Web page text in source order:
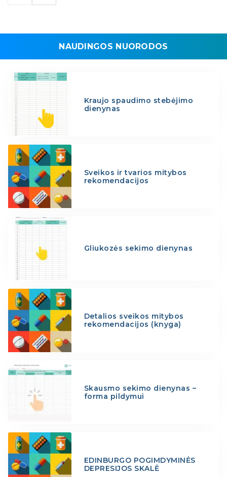
NAUDINGOS NUORODOS
Kraujo spaudimo stebėjimo
dienynas
Sveikos ir tvarios mitybos
rekomendacijos
Gliukozės sekimo dienynas
Detalios sveikos mitybos
rekomendacijos (knyga)
Skausmo sekimo dienynas –
forma pildymui
EDINBURGO POGIMDYMINĖS
DEPRESIJOS SKALĖ